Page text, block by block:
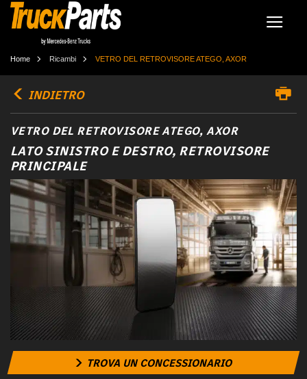
Home Ricambi VETRO DEL RETROVISORE ATEGO, AXOR
INDIETRO
VETRO DEL RETROVISORE ATEGO, AXOR
LATO SINISTRO E DESTRO, RETROVISORE
PRINCIPALE
TROVA UN CONCESSIONARIO